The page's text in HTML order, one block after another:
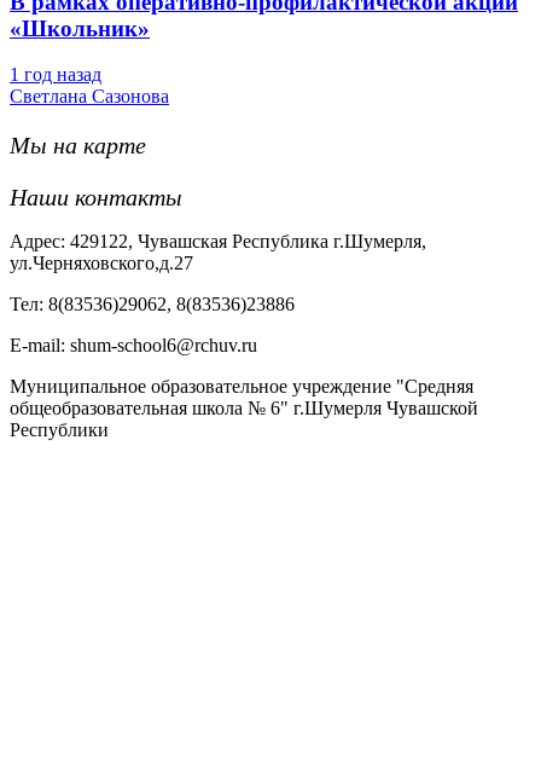
«Школьник»
1 год назад
Светлана Сазонова
Мы на карте
Наши контакты
Адрес: 429122, Чувашская Республика г.Шумерля,
ул.Черняховского,д.27
Тел: 8(83536)29062, 8(83536)23886
Е-mail: shum-school6@rchuv.ru
Муниципальное образовательное учреждение "Средняя
общеобразовательная школа № 6" г.Шумерля Чувашской
Республики